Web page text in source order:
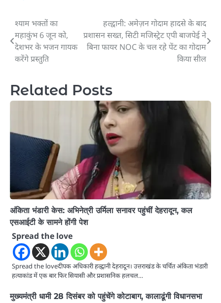
Post
navigation
श्याम भक्तों का
महाकुंभ 6 जून को,
देशभर के भजन गायक
करेंगे प्रस्तुति
हल्द्वानी: अमेज़न गोदाम हादसे के बाद
प्रशासन सख्त, सिटी मजिस्ट्रेट एपी बाजपेई ने
बिना फायर NOC के चल रहे पेंट का गोदाम
किया सील
Related Posts
अंकिता भंडारी केस: अभिनेत्री उर्मिला सनावर पहुंचीं देहरादून, कल
एसआईटी के सामने होंगी पेश
Spread the love
Spread the loveदीपक अधिकारी हल्द्वानी देहरादून। उत्तराखंड के चर्चित अंकिता भंडारी
हत्याकांड में एक बार फिर सियासी और प्रशासनिक हलचल…
मुख्यमंत्री धामी 28 दिसंबर को पहुंचेंगे कोटाबाग, कालाढूंगी विधानसभा